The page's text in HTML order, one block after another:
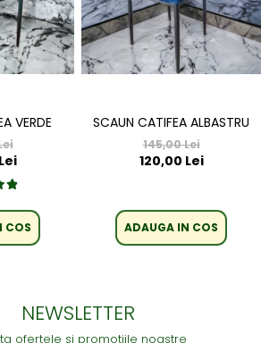
VERDE
COS
SCAUN CATIFEA ALBASTRU
145,00 Lei
120,00 Lei
ADAUGA IN COS
NEWSLETTER
ofertele si promotiile noastre